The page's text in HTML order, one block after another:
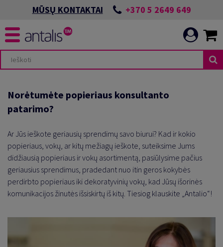
MŪSŲ KONTAKTAI +370 5 2649 649
Norėtumėte popieriaus konsultanto
patarimo?
Ar Jūs ieškote geriausių sprendimų savo biurui? Kad ir kokio
popieriaus, vokų, ar kitų mežiagų ieškote, suteiksime Jums
didžiausią popieriaus ir vokų asortimentą, pasiūlysime pačius
geriausius sprendimus, pradedant nuo itin geros kokybės
perdirbto popieriaus iki dekoratyvinių vokų, kad Jūsų išorinės
komunikacijos žinutės išsiskirtų iš kitų. Tiesiog klauskite „Antalio“!